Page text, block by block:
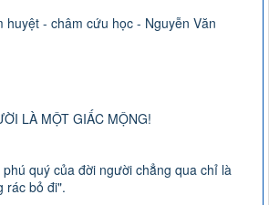
huyệt - châm cứu học - Nguyễn Văn
LÀ MỘT GIẤC MỘNG!
phú quý của đời người chẳng qua chỉ là
rác bỏ đi".